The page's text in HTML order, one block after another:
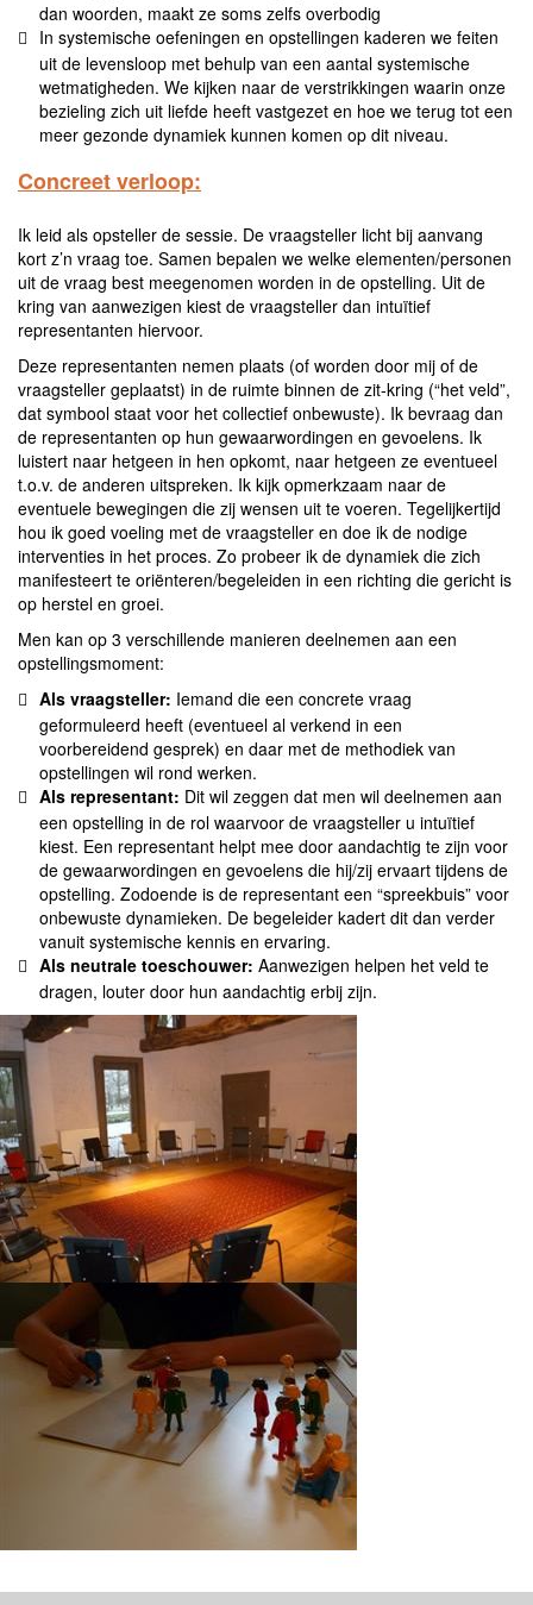
dan woorden, maakt ze soms zelfs overbodig
In systemische oefeningen en opstellingen kaderen we feiten
uit de levensloop met behulp van een aantal systemische
wetmatigheden. We kijken naar de verstrikkingen waarin onze
bezieling zich uit liefde heeft vastgezet en hoe we terug tot een
meer gezonde dynamiek kunnen komen op dit niveau.
Concreet verloop:
Ik leid als opsteller de sessie. De vraagsteller licht bij aanvang
kort z’n vraag toe. Samen bepalen we welke elementen/personen
uit de vraag best meegenomen worden in de opstelling. Uit de
kring van aanwezigen kiest de vraagsteller dan intuïtief
representanten hiervoor.
Deze representanten nemen plaats (of worden door mij of de
vraagsteller geplaatst) in de ruimte binnen de zit-kring (“het veld”,
dat symbool staat voor het collectief onbewuste). Ik bevraag dan
de representanten op hun gewaarwordingen en gevoelens. Ik
luistert naar hetgeen in hen opkomt, naar hetgeen ze eventueel
t.o.v. de anderen uitspreken. Ik kijk opmerkzaam naar de
eventuele bewegingen die zij wensen uit te voeren. Tegelijkertijd
hou ik goed voeling met de vraagsteller en doe ik de nodige
interventies in het proces. Zo probeer ik de dynamiek die zich
manifesteert te oriënteren/begeleiden in een richting die gericht is
op herstel en groei.
Men kan op 3 verschillende manieren deelnemen aan een
opstellingsmoment:
Als vraagsteller: Iemand die een concrete vraag
geformuleerd heeft (eventueel al verkend in een
voorbereidend gesprek) en daar met de methodiek van
opstellingen wil rond werken.
Als representant: Dit wil zeggen dat men wil deelnemen aan
een opstelling in de rol waarvoor de vraagsteller u intuïtief
kiest. Een representant helpt mee door aandachtig te zijn voor
de gewaarwordingen en gevoelens die hij/zij ervaart tijdens de
opstelling. Zodoende is de representant een “spreekbuis” voor
onbewuste dynamieken. De begeleider kadert dit dan verder
vanuit systemische kennis en ervaring.
Als neutrale toeschouwer: Aanwezigen helpen het veld te
dragen, louter door hun aandachtig erbij zijn.